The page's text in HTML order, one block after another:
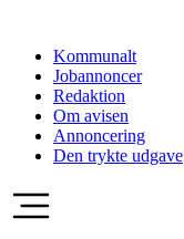
indholdKommunalt
Jobannoncer
Redaktion
Om avisen
Annoncering
Den trykte udgave